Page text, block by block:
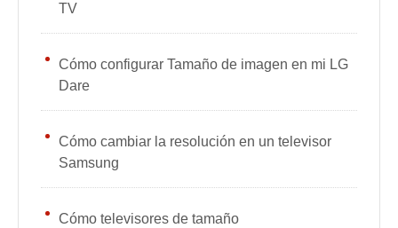
TV
Cómo configurar Tamaño de imagen en mi LG
Dare
Cómo cambiar la resolución en un televisor
Samsung
Cómo televisores de tamaño